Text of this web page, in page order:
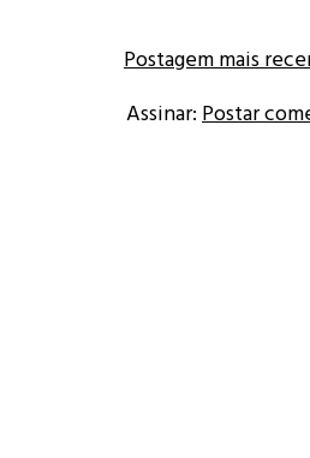
Postagem mais
Assinar: Postar